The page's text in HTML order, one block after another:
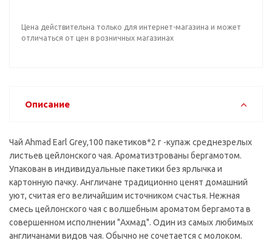
Цена действительна только для интернет-магазина и может
отличаться от цен в розничных магазинах
Описание
Чай Ahmad Earl Grey,100 пакетиков*2 г -купаж среднезрелых
листьев цейлонского чая. Ароматизтрованы бергамотом.
Упакован в индивидуальные пакетики без ярлычка и
картонную пачку. Англичане традиционно ценят домашний
уют, считая его величайшим источником счастья. Нежная
смесь цейлонского чая с волшебным ароматом бергамота в
совершенном исполнении "Ахмад". Один из самых любимых
англичанами видов чая. Обычно не сочетается с молоком.